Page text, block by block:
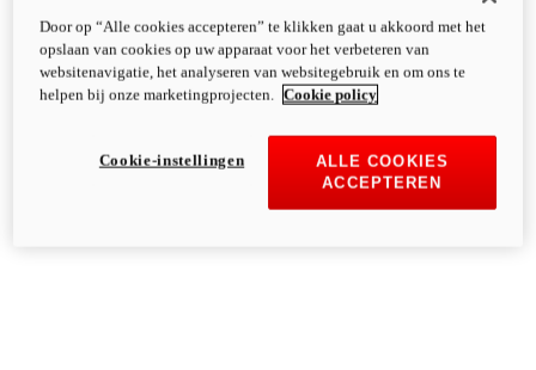
Door op “Alle cookies accepteren” te klikken gaat u akkoord met het
opslaan van cookies op uw apparaat voor het verbeteren van
websitenavigatie, het analyseren van websitegebruik en om ons te
helpen bij onze marketingprojecten.
Cookie policy
ALLE COOKIES
ACCEPTEREN
Cookie-instellingen